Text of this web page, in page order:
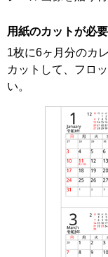
用紙のカットが必
1枚に6ヶ月分のカ
カットして、フロ
い。